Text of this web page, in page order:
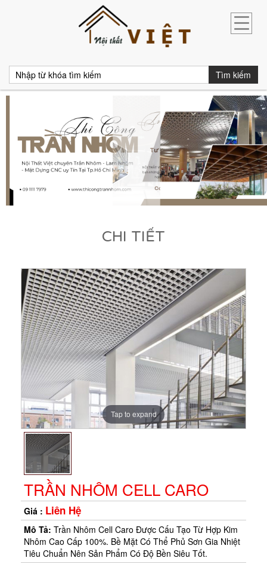
*
*
*
*
*
*
*
*
*
*
*
*
*
*
*
*
*
*
Tìm kiếm
CHI TIẾT
Tap to expand
TRẦN NHÔM CELL CARO
Giá : Liên Hệ
Mô Tả: Trần Nhôm Cell Caro Được Cấu Tạo Từ Hợp Kim
Nhôm Cao Cấp 100%. Bề Mặt Có Thể Phủ Sơn Gia Nhiệt
Tiêu Chuẩn Nên Sản Phẩm Có Độ Bền Siêu Tốt.